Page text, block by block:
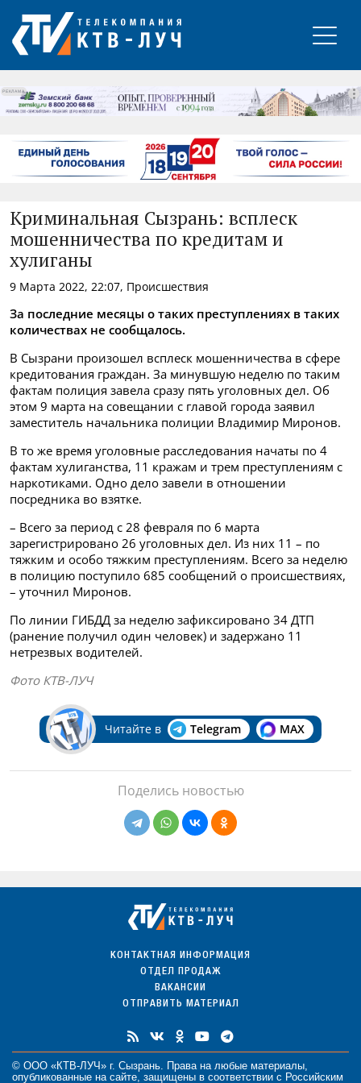
РЕКЛАМА
Криминальная Сызрань: всплеск
мошенничества по кредитам и
хулиганы
9 Марта 2022, 22:07, Происшествия
За последние месяцы о таких преступлениях в таких
количествах не сообщалось.
В Сызрани произошел всплеск мошенничества в сфере
кредитования граждан. За минувшую неделю по таким
фактам полиция завела сразу пять уголовных дел. Об
этом 9 марта на совещании с главой города заявил
заместитель начальника полиции Владимир Миронов.
В то же время уголовные расследования начаты по 4
фактам хулиганства, 11 кражам и трем преступлениям с
наркотиками. Одно дело завели в отношении
посредника во взятке.
– Всего за период с 28 февраля по 6 марта
зарегистрировано 26 уголовных дел. Из них 11 – по
тяжким и особо тяжким преступлениям. Всего за неделю
в полицию поступило 685 сообщений о происшествиях,
– уточнил Миронов.
По линии ГИБДД за неделю зафиксировано 34 ДТП
(ранение получил один человек) и задержано 11
нетрезвых водителей.
Фото КТВ-ЛУЧ
Читайте в Telegram MAX
Поделись новостью
КОНТАКТНАЯ ИНФОРМАЦИЯ
ОТДЕЛ ПРОДАЖ
ВАКАНСИИ
ОТПРАВИТЬ МАТЕРИАЛ
© ООО «КТВ-ЛУЧ» г. Сызрань. Права на любые материалы
опубликованные на сайте, защищены в соответствии с Российским